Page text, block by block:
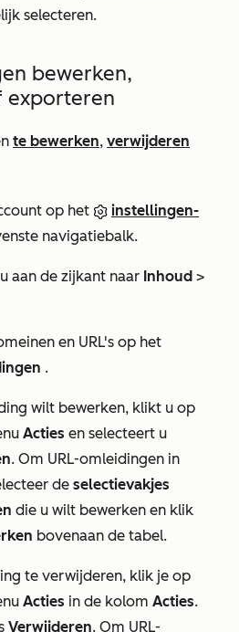
selecteren.
bewerken,
exporteren
te bewerken, verwijderen
op het
instellingen-
navigatiebalk.
aan de zijkant naar Inhoud >
en URL's op het
.
wilt bewerken, klikt u op
Acties en selecteert u
. Om URL-omleidingen in
de selectievakjes
die u wilt bewerken en klik
bovenaan de tabel.
te verwijderen, klik je op
Acties in de kolom Acties.
Verwijderen. Om URL-